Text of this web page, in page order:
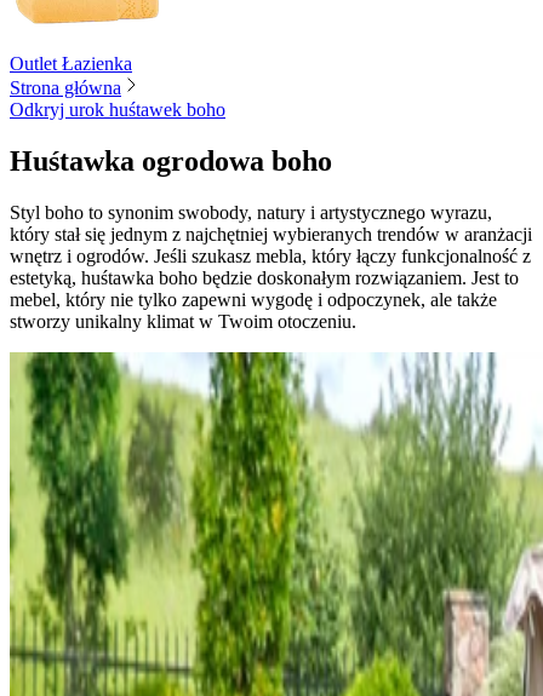
Outlet Łazienka
Strona główna
Odkryj urok huśtawek boho
Huśtawka ogrodowa boho
Styl boho to synonim swobody, natury i artystycznego wyrazu,
który stał się jednym z najchętniej wybieranych trendów w aranżacji
wnętrz i ogrodów. Jeśli szukasz mebla, który łączy funkcjonalność z
estetyką, huśtawka boho będzie doskonałym rozwiązaniem. Jest to
mebel, który nie tylko zapewni wygodę i odpoczynek, ale także
stworzy unikalny klimat w Twoim otoczeniu.